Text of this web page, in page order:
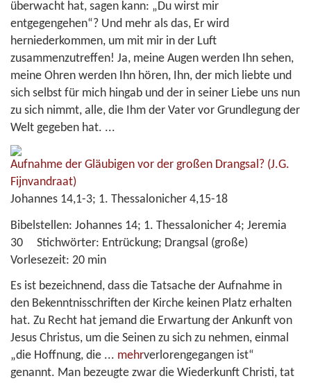
überwacht hat, sagen kann: „Du wirst mir
entgegengehen“? Und mehr als das, Er wird
herniederkommen, um mit mir in der Luft
zusammenzutreffen! Ja, meine Augen werden Ihn sehen,
meine Ohren werden Ihn hören, Ihn, der mich liebte und
sich selbst für mich hingab und der in seiner Liebe uns nun
zu sich nimmt, alle, die Ihm der Vater vor Grundlegung der
Welt gegeben hat. ...
Aufnahme der Gläubigen vor der großen Drangsal? (J.G.
Fijnvandraat)
Johannes 14,1-3; 1. Thessalonicher 4,15-18
Bibelstellen: Johannes 14; 1. Thessalonicher 4; Jeremia
30 Stichwörter: Entrückung; Drangsal (große)
Vorlesezeit: 20 min
Es ist bezeichnend, dass die Tatsache der Aufnahme in
den Bekenntnisschriften der Kirche keinen Platz erhalten
hat. Zu Recht hat jemand die Erwartung der Ankunft von
Jesus Christus, um die Seinen zu sich zu nehmen, einmal
„die Hoffnung, die ... mehrverlorengegangen ist“
genannt. Man bezeugte zwar die Wiederkunft Christi, tat